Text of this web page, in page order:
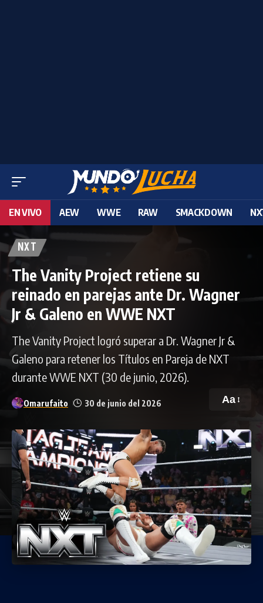
EN VIVO AEW WWE RAW SMACKDOWN
NXT
The Vanity Project retiene su
reinado en parejas ante Dr. Wagner
Jr & Galeno en WWE NXT
The Vanity Project logró superar a Dr. Wagner Jr &
Galeno para retener los Títulos en Pareja de NXT
durante WWE NXT (30 de junio, 2026).
Omarufaito 30 de junio del 2026 Aa